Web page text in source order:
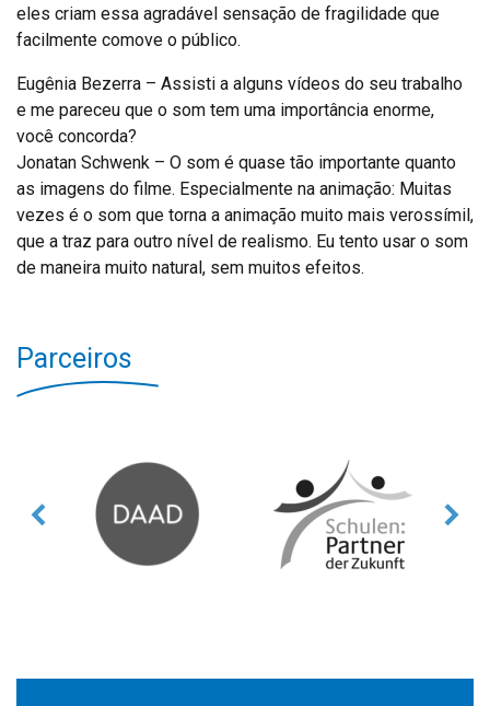
eles criam essa agradável sensação de fragilidade que
facilmente comove o público.
Eugênia Bezerra – Assisti a alguns vídeos do seu trabalho
e me pareceu que o som tem uma importância enorme,
você concorda?
Jonatan Schwenk – O som é quase tão importante quanto
as imagens do filme. Especialmente na animação: Muitas
vezes é o som que torna a animação muito mais verossímil,
que a traz para outro nível de realismo. Eu tento usar o som
de maneira muito natural, sem muitos efeitos.
Parceiros